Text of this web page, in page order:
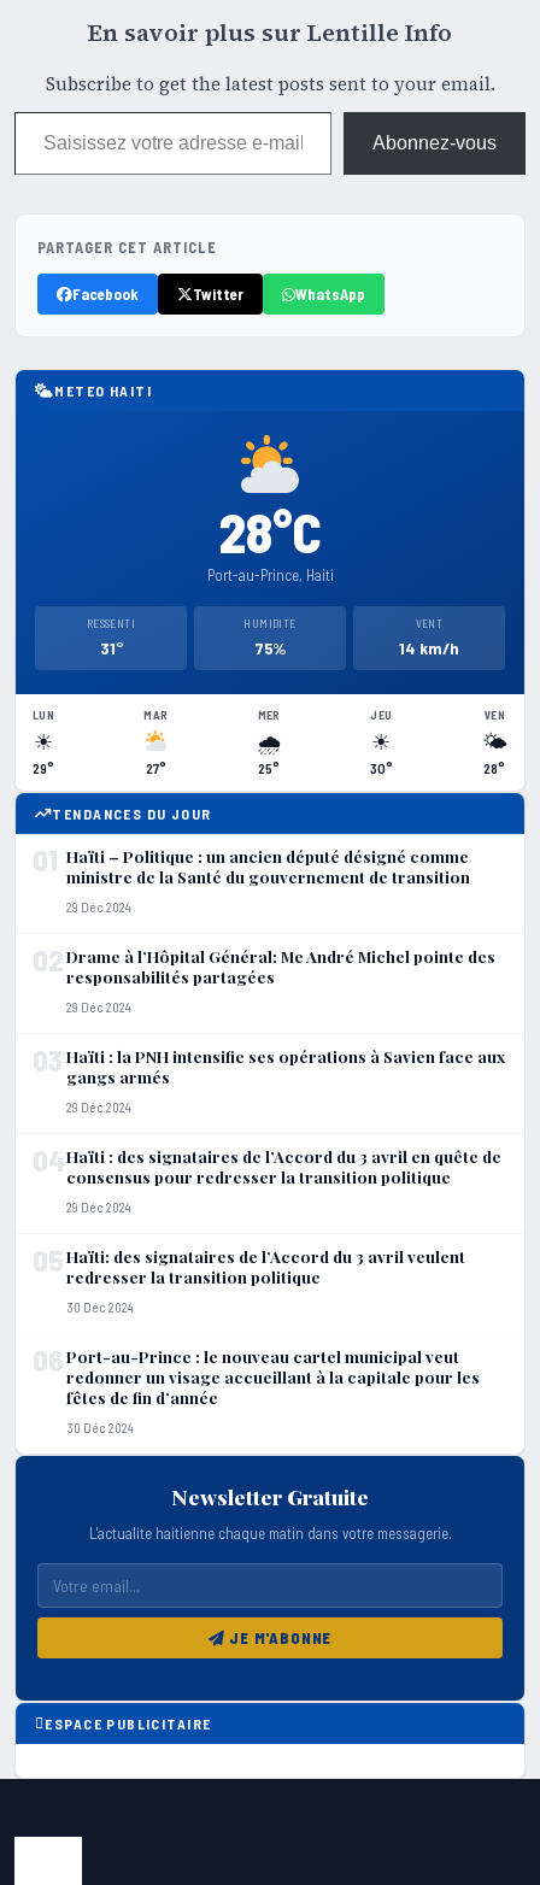
En savoir plus sur Lentille Info
Subscribe to get the latest posts sent to your email.
Saisissez votre adresse e-mail…
Abonnez-vous
PARTAGER CET ARTICLE
Facebook Twitter WhatsApp
METEO HAITI
28°C
Port-au-Prince, Haiti
RESSENTI
31°
HUMIDITE
75%
VENT
14 km/h
LUN
☀
29°
MAR
27°
MER
🌧
25°
JEU
☀
30°
VEN
🌤
28°
TENDANCES DU JOUR
01 Haïti – Politique : un ancien député désigné comme
ministre de la Santé du gouvernement de transition
29 Déc 2024
02Drame à l’Hôpital Général: Me André Michel pointe des
responsabilités partagées
29 Déc 2024
03 Haïti : la PNH intensifie ses opérations à Savien face aux
gangs armés
29 Déc 2024
04Haïti : des signataires de l’Accord du 3 avril en quête de
consensus pour redresser la transition politique
29 Déc 2024
05Haïti: des signataires de l’Accord du 3 avril veulent
redresser la transition politique
30 Déc 2024
06Port-au-Prince : le nouveau cartel municipal veut
redonner un visage accueillant à la capitale pour les
fêtes de fin d’année
30 Déc 2024
Newsletter Gratuite
L'actualite haitienne chaque matin dans votre messagerie.
JE M'ABONNE
ESPACE PUBLICITAIRE